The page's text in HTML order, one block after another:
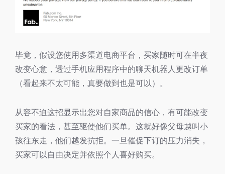
毕竟，假设您使用多渠道电商平台，买家随时可在半夜
改变心意，透过手机应用程序中的聊天机器人更改订单
（看起来不太可能，真要做到也是可以）。
从容不迫这招显示出您对自家商品的信心，有可能改变
买家的看法，甚至驱使他们买单。这就好像父母越叫小
孩往东走，他们越发抗拒。一旦催促下订的压力消失，
买家可以自由决定并依照个人喜好购买。